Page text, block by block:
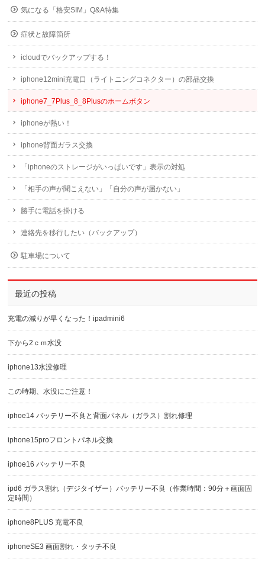
気になる「格安SIM」Q&A特集
症状と故障箇所
icloudでバックアップする！
iphone12mini充電口（ライトニングコネクター）の部品交換
iphone7_7Plus_8_8Plusのホームボタン
iphoneが熱い！
iphone背面ガラス交換
「iphoneのストレージがいっぱいです」表示の対処
「相手の声が聞こえない」「自分の声が届かない」
勝手に電話を掛ける
連絡先を移行したい（バックアップ）
駐車場について
最近の投稿
充電の減りが早くなった！ipadmini6
下から2ｃｍ水没
iphone13水没修理
この時期、水没にご注意！
iphoe14 バッテリー不良と背面パネル（ガラス）割れ修理
iphone15proフロントパネル交換
iphoe16 バッテリー不良
ipd6 ガラス割れ（デジタイザー）バッテリー不良（作業時間：90分＋画面固
定時間）
iphone8PLUS 充電不良
iphoneSE3 画面割れ・タッチ不良